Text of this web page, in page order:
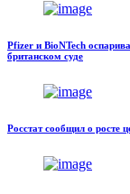
Pfizer и BioNTech
британском суде
Росстат сообщил о